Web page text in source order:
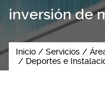
inversión de
Inicio Servicios
Deportes e